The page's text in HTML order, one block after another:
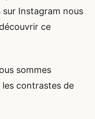
sur Instagram nous
ce
sommes
contrastes de